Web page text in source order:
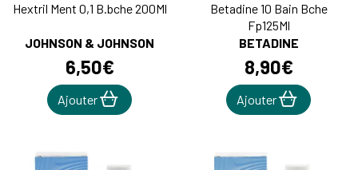
Hextril Ment 0,1 B.bche 200Ml
JOHNSON & JOHNSON
6,50€
Ajouter
Betadine 10 Bain Bche
Fp125Ml
BETADINE
8,90€
Ajouter